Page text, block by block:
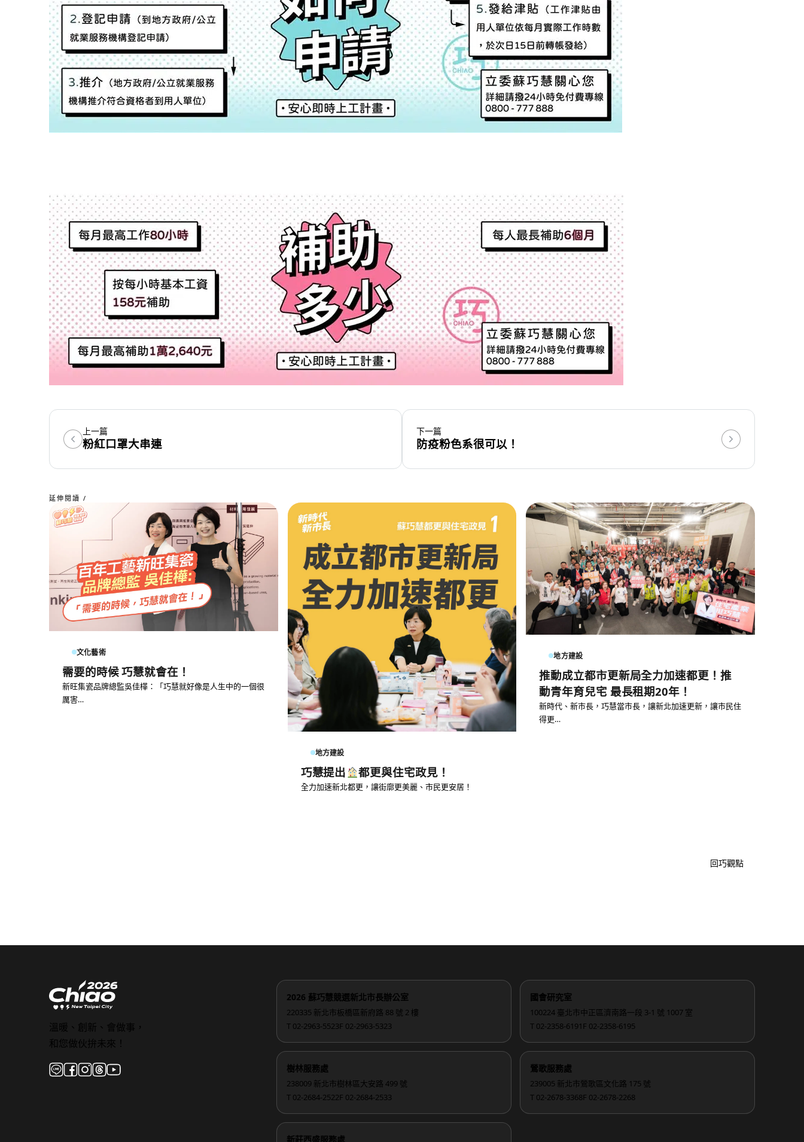
上一篇
粉紅口罩大串連
下一篇
防疫粉色系很可以！
延伸閱讀 /
文化藝術
需要的時候 巧慧就會在！
新旺集瓷品牌總監吳佳樺：「巧慧就好像是人生中的一個很
厲害…
地方建設
巧慧提出 都更與住宅政見！
全力加速新北都更，讓街廓更美麗、市民更安居！
地方建設
推動成立都市更新局全力加速都更！推
動青年育兒宅 最長租期20年！
新時代、新市長，巧慧當市長，讓新北加速更新，讓市民住
得更…
回巧觀點
溫暖、創新、會做事，
和您做伙拚未來！
2026 蘇巧慧競選新北市長辦公室
220335 新北市板橋區新府路 88 號 2 樓
T 02-2963-5523F 02-2963-5323
國會研究室
100224 臺北市中正區濟南路一段 3-1 號 1007 室
T 02-2358-6191 F 02-2358-6195
樹林服務處
238009 新北市樹林區大安路 499 號
T 02-2684-2522F 02-2684-2533
鶯歌服務處
239005 新北市鶯歌區文化路 175 號
T 02-2678-3368F 02-2678-2268
新莊西盛服務處